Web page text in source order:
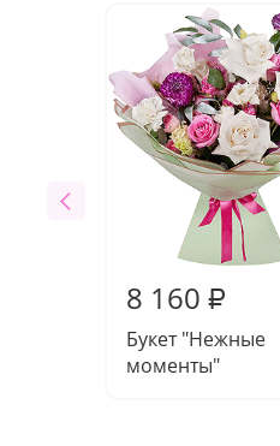
8 160 ₽
Букет "Нежные
моменты"